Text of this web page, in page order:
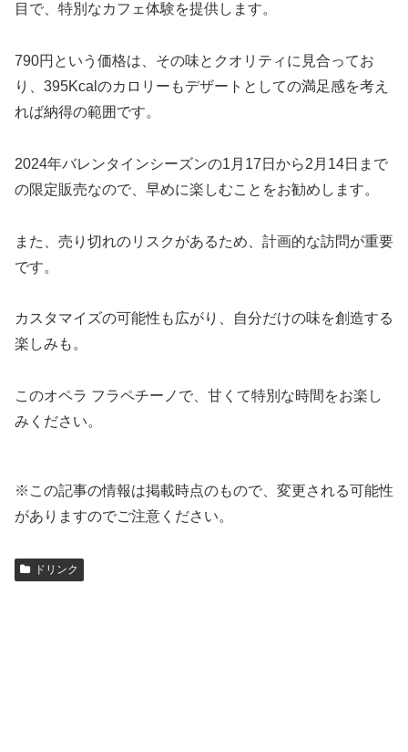
目で、特別なカフェ体験を提供します。
790円という価格は、その味とクオリティに見合ってお
り、395Kcalのカロリーもデザートとしての満足感を考え
れば納得の範囲です。
2024年バレンタインシーズンの1月17日から2月14日まで
の限定販売なので、早めに楽しむことをお勧めします。
また、売り切れのリスクがあるため、計画的な訪問が重要
です。
カスタマイズの可能性も広がり、自分だけの味を創造する
楽しみも。
このオペラ フラペチーノで、甘くて特別な時間をお楽し
みください。
※この記事の情報は掲載時点のもので、変更される可能性
がありますのでご注意ください。
ドリンク